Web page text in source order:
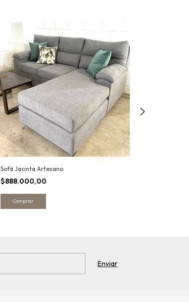
Sofá Jacinta Artesano
$888.000,00
Comprar